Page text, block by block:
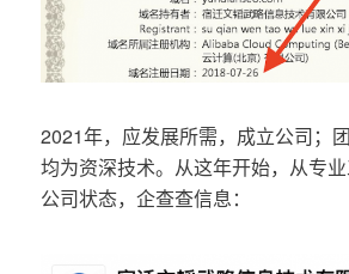
2021年，应发展所需，成立公司；
均为资深技术。从这年开始，从专
公司状态，企查查信息：